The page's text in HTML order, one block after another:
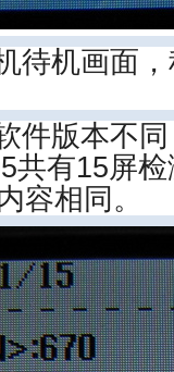
待机画面
件版本不
共有15屏
容相同。